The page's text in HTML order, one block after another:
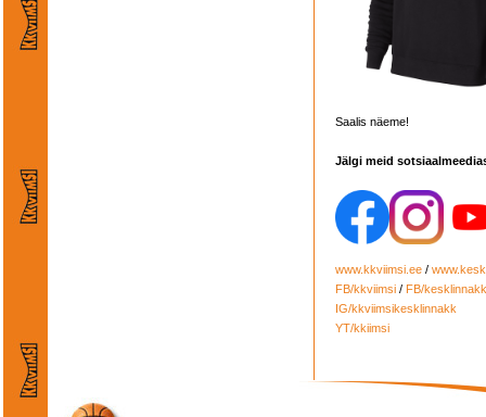
Saalis näeme!
Jälgi meid
www.kkviimsi.ee /
FB/kkviimsi / FB/kesklinnakk
IG/kkviimsikesklinnakk
YT/kkiimsi